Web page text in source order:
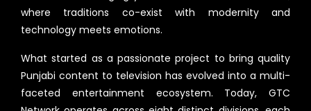
where traditions co-exist with modernity and
technology meets emotions.
What started as a passionate project to bring quality
Punjabi content to television has evolved into a multi-
faceted entertainment ecosystem. Today, GTC